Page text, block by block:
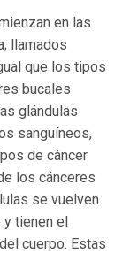
en las
llamados
que los tipos
bucales
glándulas
sanguíneos,
de cáncer
los cánceres
se vuelven
tienen el
cuerpo. Estas